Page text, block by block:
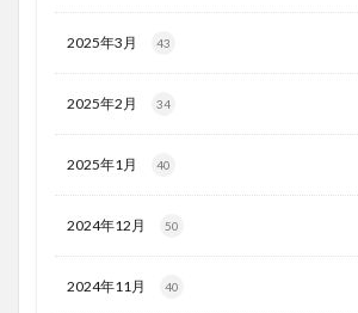
2025年3月 43
2025年2月 34
2025年1月 40
2024年12月 50
2024年11月 40